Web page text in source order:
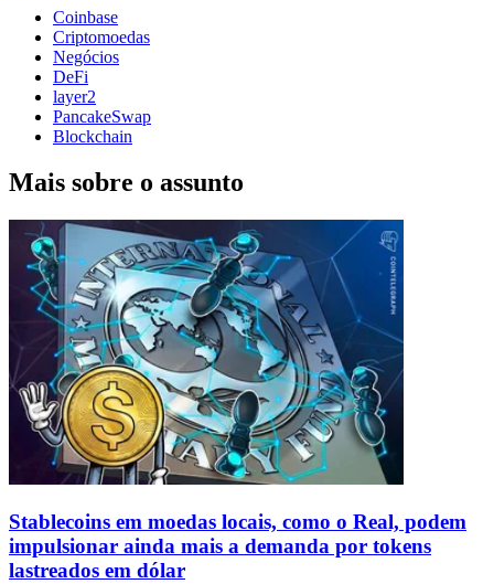
Coinbase
Criptomoedas
Negócios
DeFi
layer2
PancakeSwap
Blockchain
Mais sobre o assunto
Stablecoins ​​em moedas locais, como o Real, podem
impulsionar ainda mais a demanda por tokens
lastreados em dólar